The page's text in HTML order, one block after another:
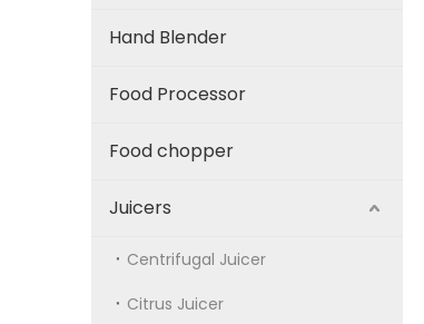
Hand Blender
Food Processor
Food chopper
Juicers
Centrifugal Juicer
Citrus Juicer